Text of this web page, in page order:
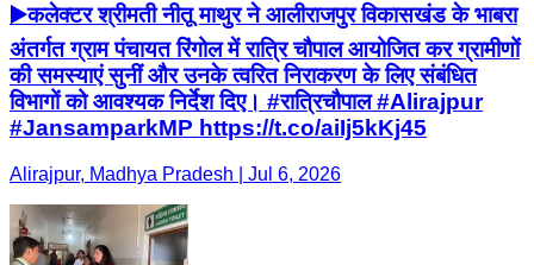
▶️कलेक्टर श्रीमती नीतू माथुर ने आलीराजपुर विकासखंड के भाबरा
अंतर्गत ग्राम पंचायत रिंगोल में रात्रि चौपाल आयोजित कर ग्रामीणों
की समस्याएं सुनीं और उनके त्वरित निराकरण के लिए संबंधित
विभागों को आवश्यक निर्देश दिए। #रात्रिचौपाल #Alirajpur
#JansamparkMP https://t.co/aiIj5kKj45
Alirajpur, Madhya Pradesh | Jul 6, 2026